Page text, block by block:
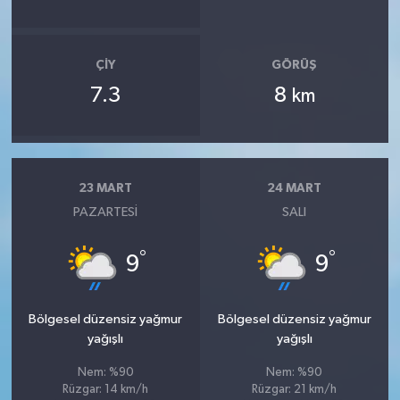
ÇIY
7.3
GÖRÜŞ
8 km
23 MART
PAZARTESI
9°
Bölgesel düzensiz yağmur
yağışlı
Nem: %90
Rüzgar: 14 km/h
24 MART
SALI
9°
Bölgesel düzensiz yağmur
yağışlı
Nem: %90
Rüzgar: 21 km/h